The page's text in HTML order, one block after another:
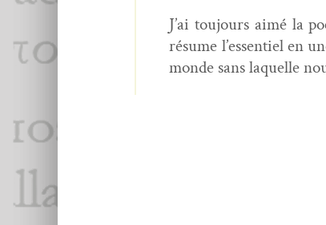
J’ai tou­jours aimé la
résume l’essentiel en
monde sans laque­lle